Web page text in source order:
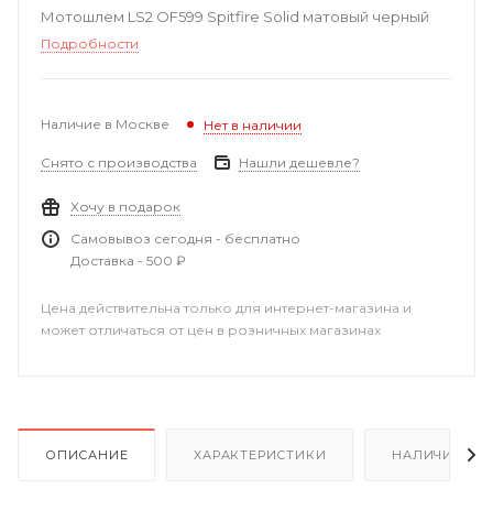
Мотошлем LS2 OF599 Spitfire Solid матовый черный
Подробности
Наличие в Москве Нет в наличии
Снято с производства Нашли дешевле?
Хочу в подарок
Самовывоз сегодня - бесплатно
Доставка - 500 ₽
Цена действительна только для интернет-магазина и
может отличаться от цен в розничных магазинах
ОПИСАНИЕ ХАРАКТЕРИСТИКИ НАЛИЧИЕ